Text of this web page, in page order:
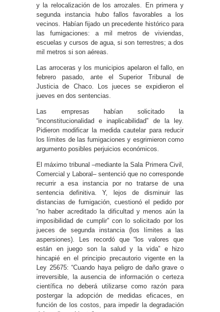
y la relocalización de los arrozales. En primera y
segunda instancia hubo fallos favorables a los
vecinos. Habían fijado un precedente histórico para
las fumigaciones: a mil metros de viviendas,
escuelas y cursos de agua, si son terrestres; a dos
mil metros si son aéreas.
Las arroceras y los municipios apelaron el fallo, en
febrero pasado, ante el Superior Tribunal de
Justicia de Chaco. Los jueces se expidieron el
jueves en dos sentencias.
Las empresas habían solicitado la
“inconstitucionalidad e inaplicabilidad” de la ley.
Pidieron modificar la medida cautelar para reducir
los límites de las fumigaciones y esgrimieron como
argumento posibles perjuicios económicos.
El máximo tribunal –mediante la Sala Primera Civil,
Comercial y Laboral– sentenció que no corresponde
recurrir a esa instancia por no tratarse de una
sentencia definitiva. Y, lejos de disminuir las
distancias de fumigación, cuestionó el pedido por
“no haber acreditado la dificultad y menos aún la
imposibilidad de cumplir” con lo solicitado por los
jueces de segunda instancia (los límites a las
aspersiones). Les recordó que “los valores que
están en juego son la salud y la vida” e hizo
hincapié en el principio precautorio vigente en la
Ley 25675: “Cuando haya peligro de daño grave o
irreversible, la ausencia de información o certeza
científica no deberá utilizarse como razón para
postergar la adopción de medidas eficaces, en
función de los costos, para impedir la degradación